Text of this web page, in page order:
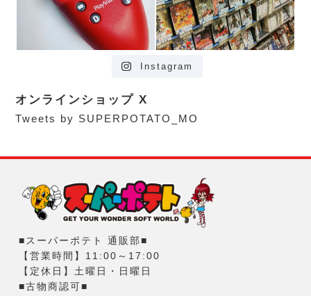
Instagram
オンラインショップ X
Tweets by SUPERPOTATO_MO
■スーパーポテト 通販部■
【営業時間】11:00～17:00
【定休日】土曜日・日曜日
■古物商認可■